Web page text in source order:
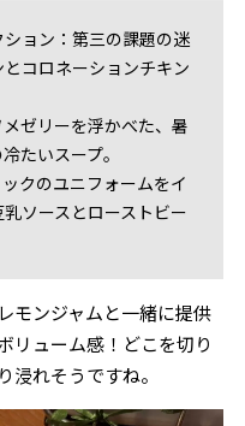
ョン：第三の課題の迷
コロネーションチキン
ゼリーを浮かべた、暑
たいスープ。
クのユニフォームをイ
ソースとローストビー
モンジャムと一緒に提供
リューム感！どこを切り
浸れそうですね。